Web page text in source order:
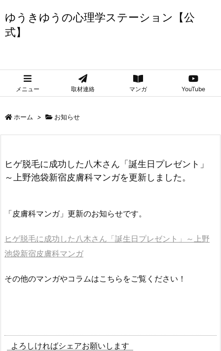
ゆうきゆうの心理学ステーション【公
式】
メニュー 取材連絡 マンガ YouTube
ホーム > お知らせ
ヒゲ脱毛に成功した八木さん「誕生日プレゼント」
～上野池袋新宿皮膚科マンガを更新しました。
「皮膚科マンガ」更新のお知らせです。
ヒゲ脱毛に成功した八木さん「誕生日プレゼント」～上野
池袋新宿皮膚科マンガ
その他のマンガやコラムはこちらをご覧ください！
よろしければシェアお願いします